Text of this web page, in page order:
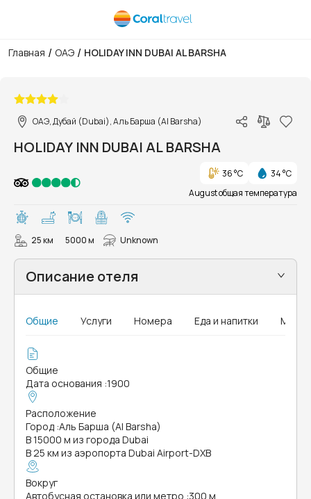
Главная / ОАЭ / HOLIDAY INN DUBAI AL BARSHA
ОАЭ, Дубай (Dubai), Аль Барша (Al Barsha)
HOLIDAY INN DUBAI AL BARSHA
36 °C
34 °C
August общая температура
25 км 5000 м Unknown
Описание отеля
Общие Услуги Номера Еда и напитки Мыши
Общие
Дата основания :1900
Расположение
Город :Аль Барша (Al Barsha)
В 15000 м из города Dubai
В 25 км из аэропорта Dubai Airport-DXB
Вокруг
Автобусная остановка или метро :300 м